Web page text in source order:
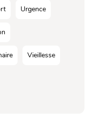
Urgence
Vieillesse